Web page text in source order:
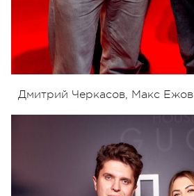
Дмитрий Черкасов, Макс Ежов